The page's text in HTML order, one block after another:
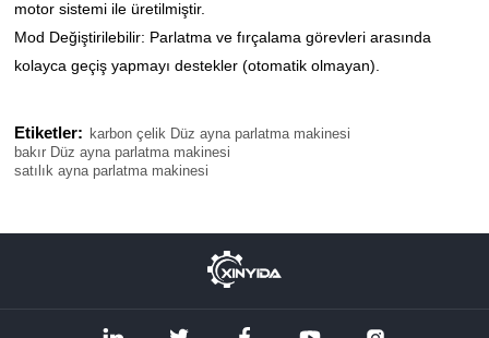
motor sistemi ile üretilmiştir.
Mod Değiştirilebilir: Parlatma ve fırçalama görevleri arasında
kolayca geçiş yapmayı destekler (otomatik olmayan).
Etiketler: karbon çelik Düz ayna parlatma makinesi
bakır Düz ayna parlatma makinesi
satılık ayna parlatma makinesi